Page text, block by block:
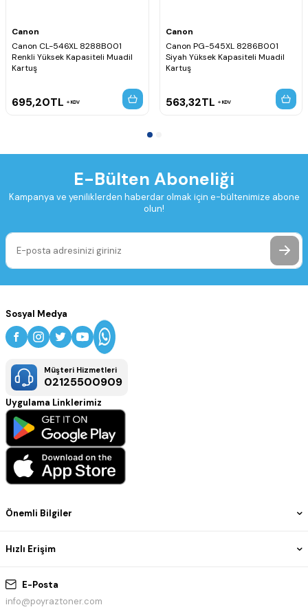
Canon
Canon CL-546XL 8288B001
Renkli Yüksek Kapasiteli Muadil
Kartuş
695,20TL KDV
Canon
Canon PG-545XL 8286B001
Siyah Yüksek Kapasiteli Muadil
Kartuş
563,32TL KDV
E-Bülten Aboneliği
Kampanya ve yeniliklerden haberdar olmak için e-bültenimize abone
olun!
E-Posta
info@poyraztoner.com
Önemli Bilgiler
Hızlı Erişim
Sosyal Medya
Müşteri Hizmetleri
02125500909
Uygulama Linklerimiz